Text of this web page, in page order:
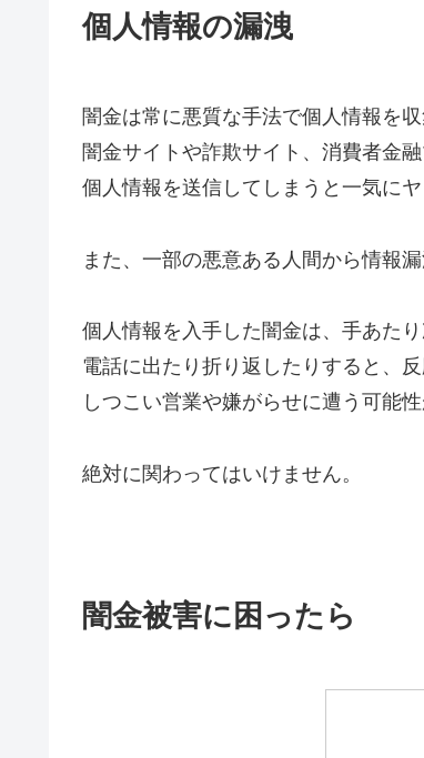
個人情報の漏洩
闇金は常に悪質な手法で個人情報を収
闇金サイトや詐欺サイト、消費者金
個人情報を送信してしまうと一気に
また、一部の悪意ある人間から情報
個人情報を入手した闇金は、手あたり
電話に出たり折り返したりすると、
しつこい営業や嫌がらせに遭う可能性
絶対に関わってはいけません。
闇金被害に困ったら